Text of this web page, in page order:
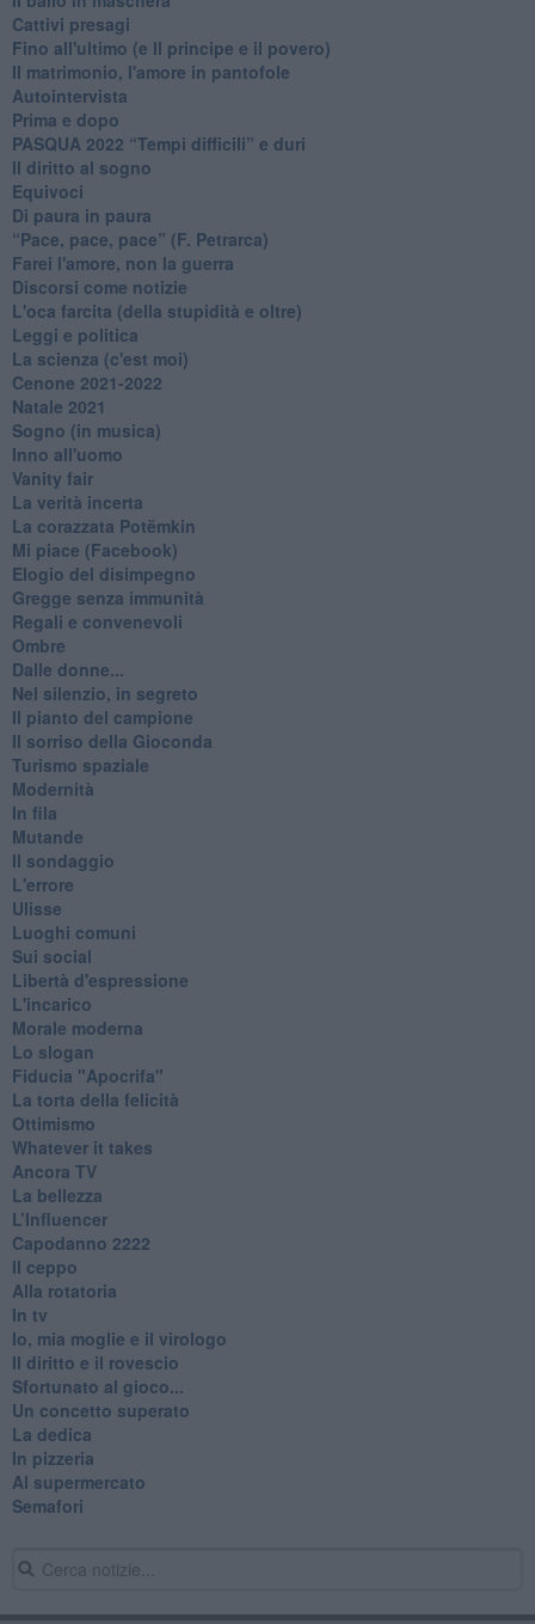
Cattivi presagi
Fino all'ultimo (e Il principe e il povero)
Il matrimonio, l'amore in pantofole
Autointervista
Prima e dopo
​PASQUA 2022 “Tempi difficili” e duri
Il diritto al sogno
Equivoci
Di paura in paura
​“Pace, pace, pace” (F. Petrarca)
Farei l'amore, non la guerra
Discorsi come notizie
L'oca farcita (della stupidità e oltre)
Leggi e politica
La scienza (c'est moi)
Cenone 2021-2022
Natale 2021
Sogno (in musica)
Inno all'uomo
Vanity fair
La verità incerta
La corazzata Potëmkin
Mi piace (Facebook)
Elogio del disimpegno
Gregge senza immunità
Regali e convenevoli
Ombre
Dalle donne...
Nel silenzio, in segreto
Il pianto del campione
Il sorriso della Gioconda
Turismo spaziale
Modernità
In fila
Mutande
Il sondaggio
L'errore
Ulisse
Luoghi comuni
Sui social
Libertà d'espressione
L'incarico
Morale moderna
Lo slogan
Fiducia "Apocrifa"
La torta della felicità
Ottimismo
Whatever it takes
Ancora TV
La bellezza
L’Influencer
​Capodanno 2222
Il ceppo
Alla rotatoria
In tv
Io, mia moglie e il virologo
Il diritto e il rovescio
Sfortunato al gioco...
Un concetto superato
La dedica
In pizzeria
Al supermercato
Semafori